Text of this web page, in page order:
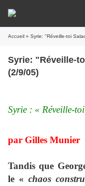
Accueil » Syrie: "Réveille-toi
Syrie: "Réveille-
(2/9/05)
Syrie : « Réveille-
par Gilles Munier
Tandis que
le «chaos